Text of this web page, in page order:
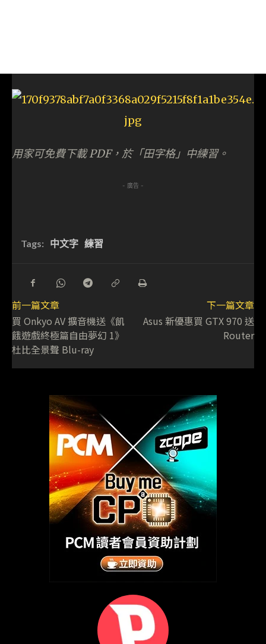
用家可免費下載 PDF，於「田字格」中練習。
- 廣告 -
Tags: 中文字 練習
前一篇文章
買 Onkyo AV 擴音機送《飢
餓遊戲終極篇自由夢幻 1》
杜比全景聲 Blu-ray
下一篇文章
Asus 新優惠買 GTX 970 送
Router